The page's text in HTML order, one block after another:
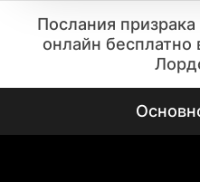
Послания
онлайн